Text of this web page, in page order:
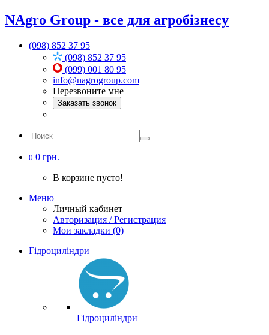
NAgro Group - все для агробізнесу
(098) 852 37 95
(098) 852 37 95
(099) 001 80 95
info@nagrogroup.com
Перезвоните мне
Заказать звонок
0 0 грн.
В корзине пусто!
Меню
Личный кабинет
Авторизация / Регистрация
Мои закладки (0)
Гідроциліндри
Гідроциліндри